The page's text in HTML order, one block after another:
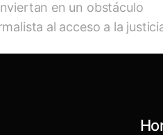
en un obstáculo
al acceso a la